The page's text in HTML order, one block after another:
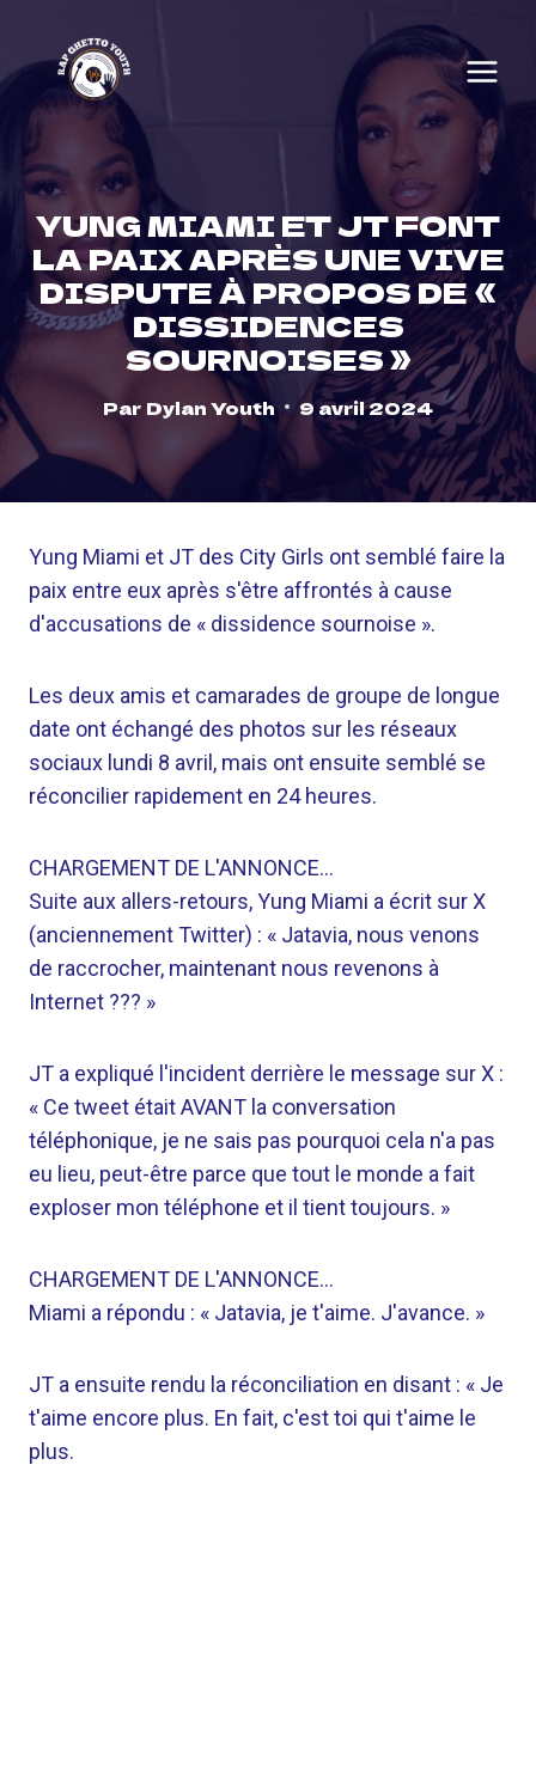
content
YUNG MIAMI ET JT FONT
LA PAIX APRÈS UNE VIVE
DISPUTE À PROPOS DE «
DISSIDENCES
SOURNOISES »
Par Dylan Youth 9 avril 2024
Yung Miami et JT des City Girls ont semblé faire la
paix entre eux après s'être affrontés à cause
d'accusations de « dissidence sournoise ».
Les deux amis et camarades de groupe de longue
date ont échangé des photos sur les réseaux
sociaux lundi 8 avril, mais ont ensuite semblé se
réconcilier rapidement en 24 heures.
CHARGEMENT DE L'ANNONCE…
Suite aux allers-retours, Yung Miami a écrit sur X
(anciennement Twitter) : « Jatavia, nous venons
de raccrocher, maintenant nous revenons à
Internet ??? »
JT a expliqué l'incident derrière le message sur X :
« Ce tweet était AVANT la conversation
téléphonique, je ne sais pas pourquoi cela n'a pas
eu lieu, peut-être parce que tout le monde a fait
exploser mon téléphone et il tient toujours. »
CHARGEMENT DE L'ANNONCE…
Miami a répondu : « Jatavia, je t'aime. J'avance. »
JT a ensuite rendu la réconciliation en disant : « Je
t'aime encore plus. En fait, c'est toi qui t'aime le
plus.